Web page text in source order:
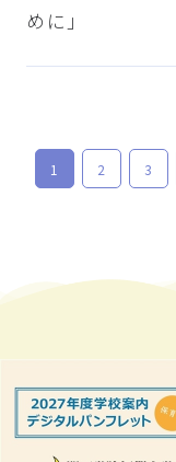
めに」
1 2 3